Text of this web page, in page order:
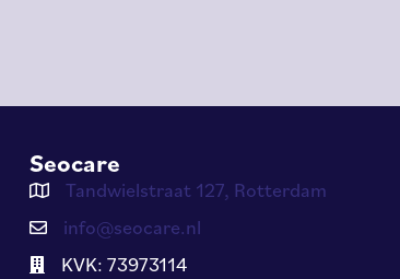
Seocare
Tandwielstraat 127, Rotterdam
info@seocare.nl
KVK: 73973114